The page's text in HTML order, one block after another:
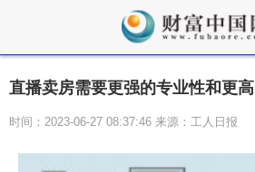
直播卖房需要更强的专业性和更
时间：2023-06-27 08:37:46 来源：工人日报